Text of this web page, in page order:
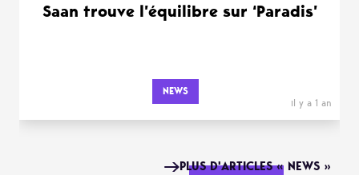
Saan trouve l’équilibre sur ‘Paradis’
NEWS
il y a 1 an
PLUS D'ARTICLES « NEWS »